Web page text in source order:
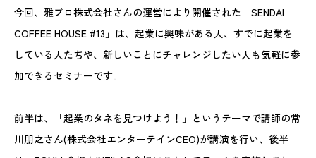
今回、雅プロ株式会社さんの運営により開催された「SENDAI
COFFEE HOUSE #13」は、起業に興味がある人、すでに起業を
している人たちや、新しいことにチャレンジしたい人も気軽に参
加できるセミナーです。
前半は、「起業のタネを見つけよう！」というテーマで講師の常
川朋之さん(株式会社エンターテインCEO)が講演を行い、後半